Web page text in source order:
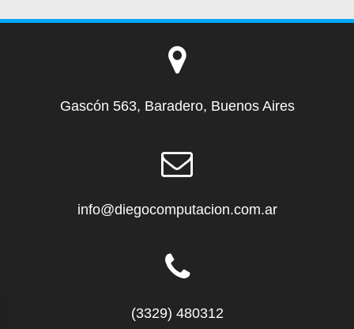
Gascón 563, Baradero, Buenos Aires
info@diegocomputacion.com.ar
(3329) 480312